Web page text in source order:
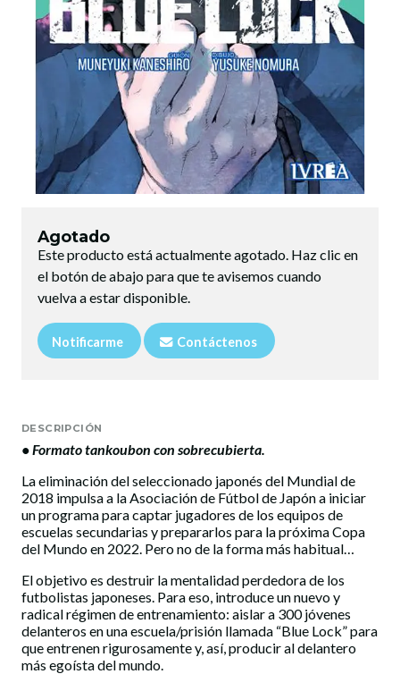
Agotado
Este producto está actualmente agotado. Haz clic en
el botón de abajo para que te avisemos cuando
vuelva a estar disponible.
Notificarme Contáctenos
DESCRIPCIÓN
• Formato tankoubon con sobrecubierta.
La eliminación del seleccionado japonés del Mundial de
2018 impulsa a la Asociación de Fútbol de Japón a iniciar
un programa para captar jugadores de los equipos de
escuelas secundarias y prepararlos para la próxima Copa
del Mundo en 2022. Pero no de la forma más habitual…
El objetivo es destruir la mentalidad perdedora de los
futbolistas japoneses. Para eso, introduce un nuevo y
radical régimen de entrenamiento: aislar a 300 jóvenes
delanteros en una escuela/prisión llamada “Blue Lock” para
que entrenen rigurosamente y, así, producir al delantero
más egoísta del mundo.